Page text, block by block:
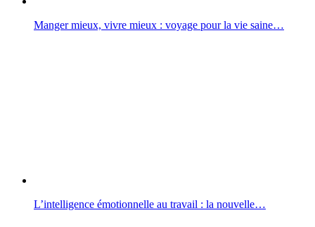
Manger mieux, vivre mieux : voyage pour la vie saine…
L’intelligence émotionnelle au travail : la nouvelle…